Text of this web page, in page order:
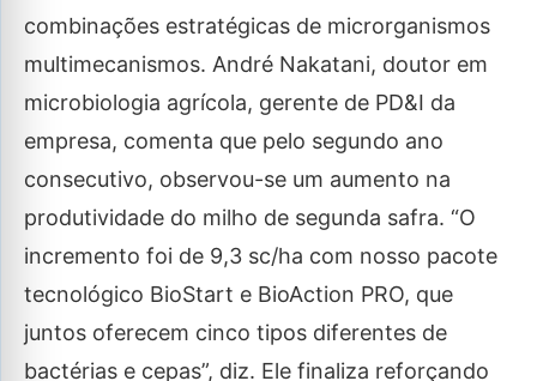
combinações estratégicas de microrganismos
multimecanismos. André Nakatani, doutor em
microbiologia agrícola, gerente de PD&I da
empresa, comenta que pelo segundo ano
consecutivo, observou-se um aumento na
produtividade do milho de segunda safra. “O
incremento foi de 9,3 sc/ha com nosso pacote
tecnológico BioStart e BioAction PRO, que
juntos oferecem cinco tipos diferentes de
bactérias e cepas”, diz. Ele finaliza reforçando